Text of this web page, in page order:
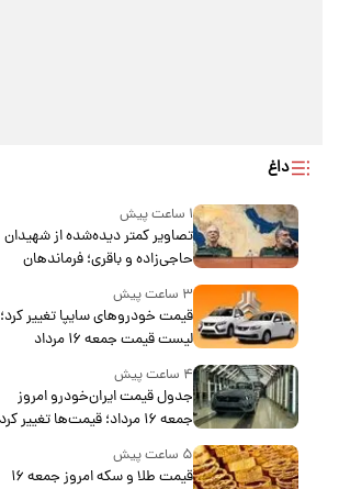
داغ
۱ ساعت پیش
تصاویر کمتر دیده‌شده از شهیدان
حاجی‌زاده و باقری؛ فرماندهان
۳ ساعت پیش
قیمت خودروهای سایپا تغییر کرد؛
لیست قیمت جمعه ۱۶ مرداد
منتشر شد
۴ ساعت پیش
جدول قیمت ایران‌خودرو امروز
جمعه ۱۶ مرداد؛ قیمت‌ها تغییر کرد
۵ ساعت پیش
قیمت طلا و سکه امروز جمعه ۱۶